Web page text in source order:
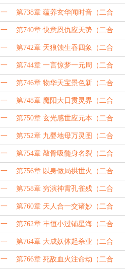
一）
第738章 蕴养玄华闻时音（二合
一）
第740章 快意恩仇应天势（二合
一）
第742章 天狼蚀生吞四象（二合
一）
第744章 一言惊梦一元周（二合
一）
第746章 物华天宝景色新（二合
一）
第748章 魔阳大日贯灵界（二合
一）
第750章 玄光感世应元本（二合
一）
第752章 九婴地母万灵图（二合
一）
第754章 敲骨吸髓身名裂（二合
一）
第756章 以身做局拱世火（二合
一）
第758章 穷演神霄孔雀残（二合
一）
第760章 天人合一交诸妙（二合
一）
第762章 丰恒小过铺星海（二合
一）
第764章 大成妖体起杀业（二合
一）
第766章 死敌血火注命劫（二合